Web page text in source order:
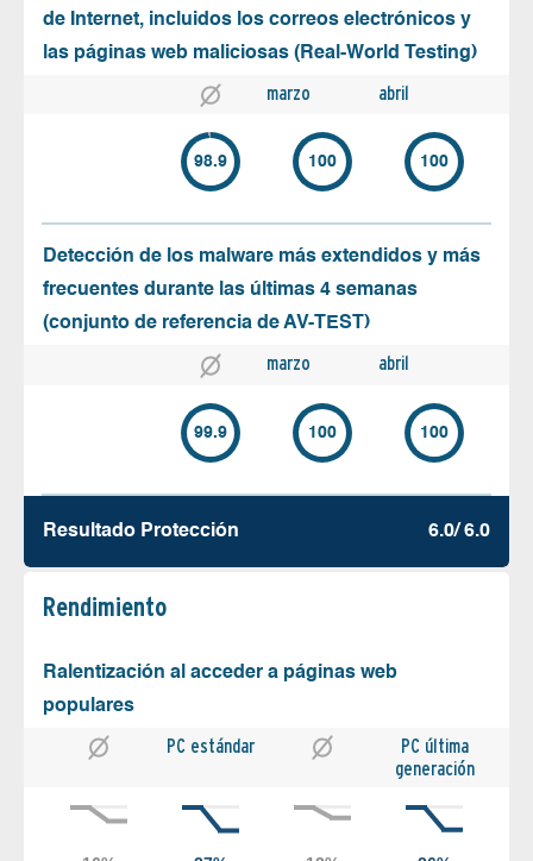
de Internet, incluidos los correos electrónicos y
las páginas web maliciosas (Real-World Testing)
marzo abril
98.9 100 100
Detección de los malware más extendidos y más
frecuentes durante las últimas 4 semanas
(conjunto de referencia de AV-TEST)
marzo abril
99.9 100 100
Resultado Protección 6.0/ 6.0
Rendimiento
Ralentización al acceder a páginas web
populares
PC estándar
PC última
generación